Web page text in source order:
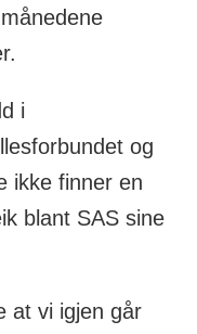
i
og
ikke finner en
blant SAS sine
at vi igjen går